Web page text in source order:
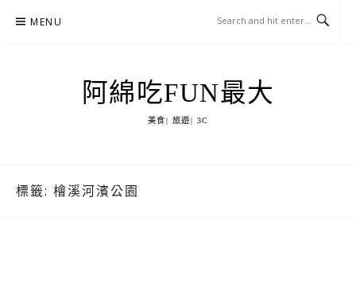
MENU
阿綿吃FUN最大
美食| 旅遊| 3C
標籤: 檜溪河濱公園